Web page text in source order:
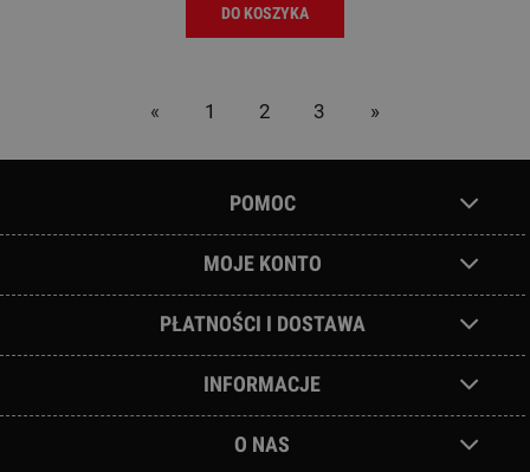
DO KOSZYKA
« 1 2 3 »
POMOC
MOJE KONTO
PŁATNOŚCI I DOSTAWA
INFORMACJE
O NAS